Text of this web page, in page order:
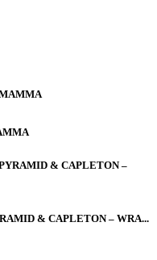
& CAPLETON – WRA...